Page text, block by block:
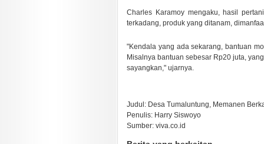
Charles Karamoy mengaku, hasil
terkadang, produk yang ditanam,
"Kendala yang ada sekarang, bantuan
Misalnya bantuan sebesar Rp20 juta,
sayangkan," ujarnya.
Judul: Desa Tumaluntung, Memanen
Penulis: Harry Siswoyo
Sumber: viva.co.id